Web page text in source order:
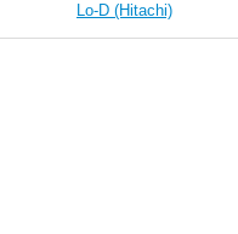
Lo-D (Hitachi)